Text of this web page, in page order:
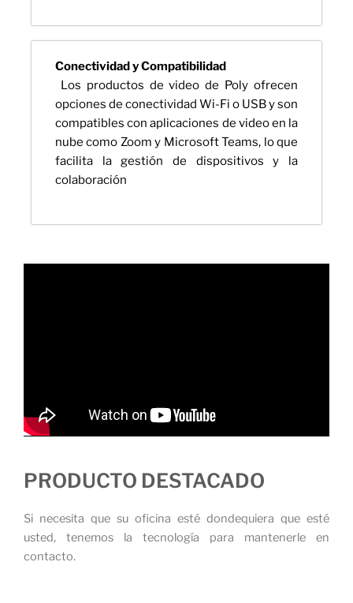
Conectividad y Compatibilidad
Los productos de video de Poly ofrecen
opciones de conectividad Wi-Fi o USB y son
compatibles con aplicaciones de video en la
nube como Zoom y Microsoft Teams, lo que
facilita la gestión de dispositivos y la
colaboración
PRODUCTO DESTACADO
Si necesita que su oficina esté dondequiera que esté
usted, tenemos la tecnología para mantenerle en
contacto.